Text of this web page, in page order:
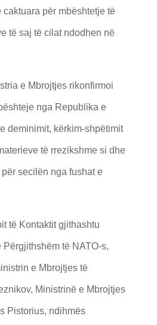
caktuara për mbështetje të
të saj të cilat ndodhen në
e Mbrojtjes rikonfirmoi
nga Republika e
deminimit, kërkim-shpëtimit
të rrezikshme si dhe
secilën nga fushat e
të Kontaktit gjithashtu
të NATO-s,
e Mbrojtjes të
Ministrinë e Mbrojtjes
Pistorius, ndihmës